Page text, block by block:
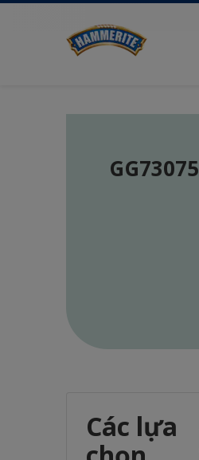
GG73075
Các lựa